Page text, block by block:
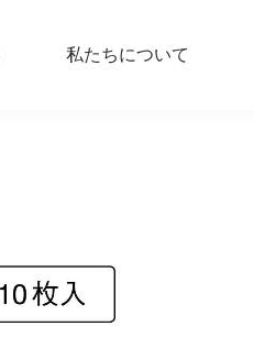
私たちについて